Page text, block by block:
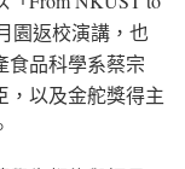
園返校演講，也
食品科學系蔡宗
，以及金舵獎得主